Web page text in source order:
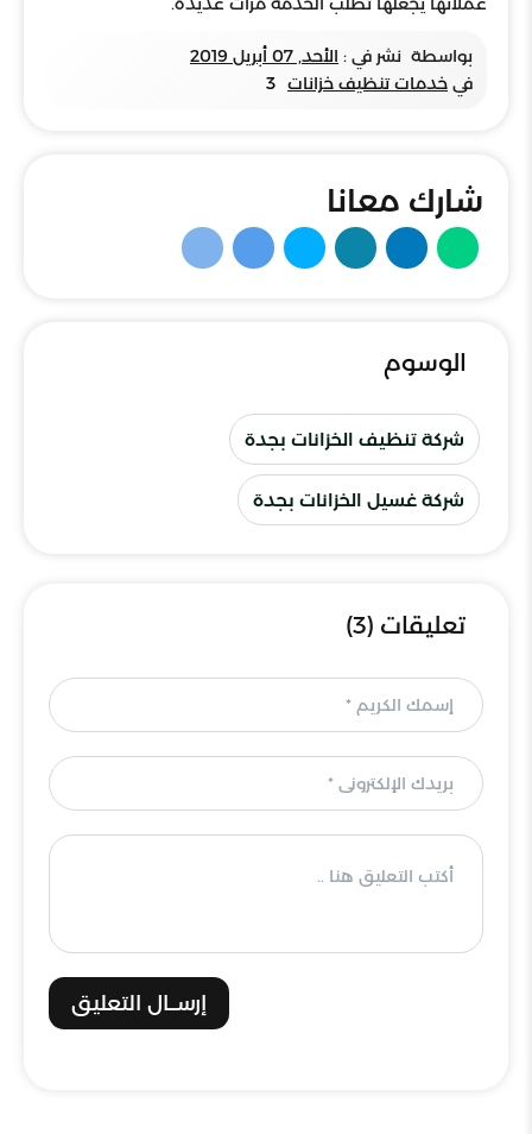
بواسطة نشر في : الأحد, 07 أبريل 2019
في خدمات تنظيف خزانات 3
شارك معانا
الوسوم
شركة تنظيف الخزانات بجدة
شركة غسيل الخزانات بجدة
تعليقات (3)
إرســال التعليق